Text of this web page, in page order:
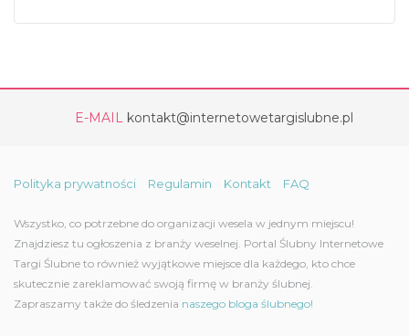
E-MAIL kontakt@internetowetargislubne.pl
Polityka prywatności Regulamin Kontakt FAQ
Wszystko, co potrzebne do organizacji wesela w jednym miejscu!
Znajdziesz tu ogłoszenia z branży weselnej. Portal Ślubny Internetowe
Targi Ślubne to również wyjątkowe miejsce dla każdego, kto chce
skutecznie zareklamować swoją firmę w branży ślubnej.
Zapraszamy także do śledzenia naszego bloga ślubnego!